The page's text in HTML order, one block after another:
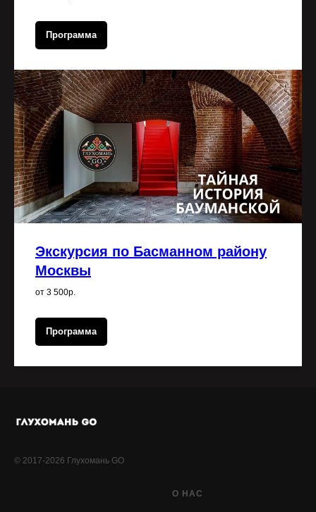
Программа
Экскурсия по Басманном району
Москвы
от 3 500р.
Программа
© 2017-2026 Глухомань GO
О НАС